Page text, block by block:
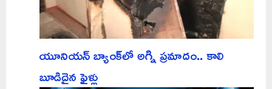
యూనియన్ బ్యాంక్‌లో అగ్ని ప్రమాదం.. కాలి
బూడిదైన ఫైళ్లు